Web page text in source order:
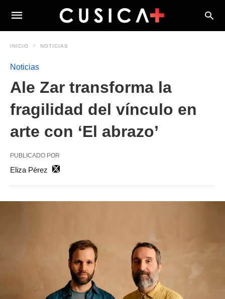
INICIO NOTICIAS
Noticias
Ale Zar transforma la
fragilidad del vínculo en
arte con ‘El abrazo’
PUBLICADO POR
Eliza Pérez